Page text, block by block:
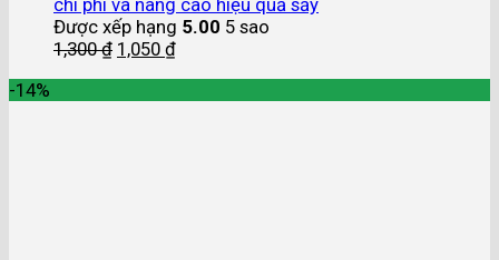
chi phí và nâng cao hiệu quả sấy
Được xếp hạng 5.00 5 sao
1,300₫ 1,050 ₫
-14%